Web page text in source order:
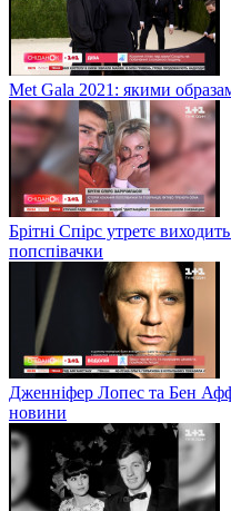
Met Gala 2021: якими
Брітні Спірс утретє
попспівачки
Дженніфер Лопес та Бен
новини